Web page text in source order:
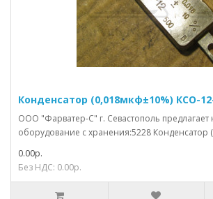
Конденсатор (0,018мкф±10%) КСО-
ООО "Фарватер-С" г. Севастополь предлагает
оборудование с хранения:5228 Конденсатор
0.00р.
Без НДС: 0.00р.